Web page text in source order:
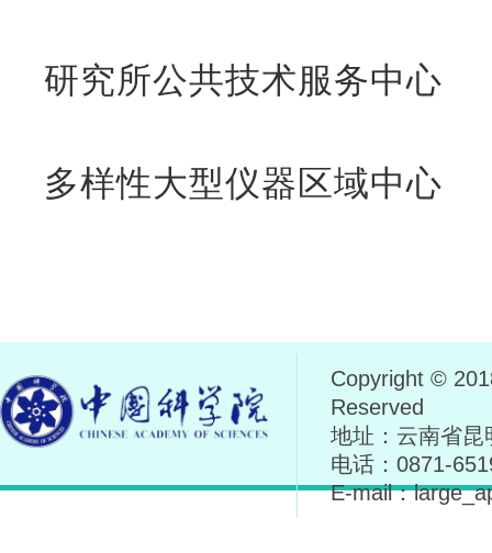
研究所公共技术服务中心
多样性大型仪器区域中心
Copyright ©
Reserved
地址：云南省
电话：0871-
E-mail：